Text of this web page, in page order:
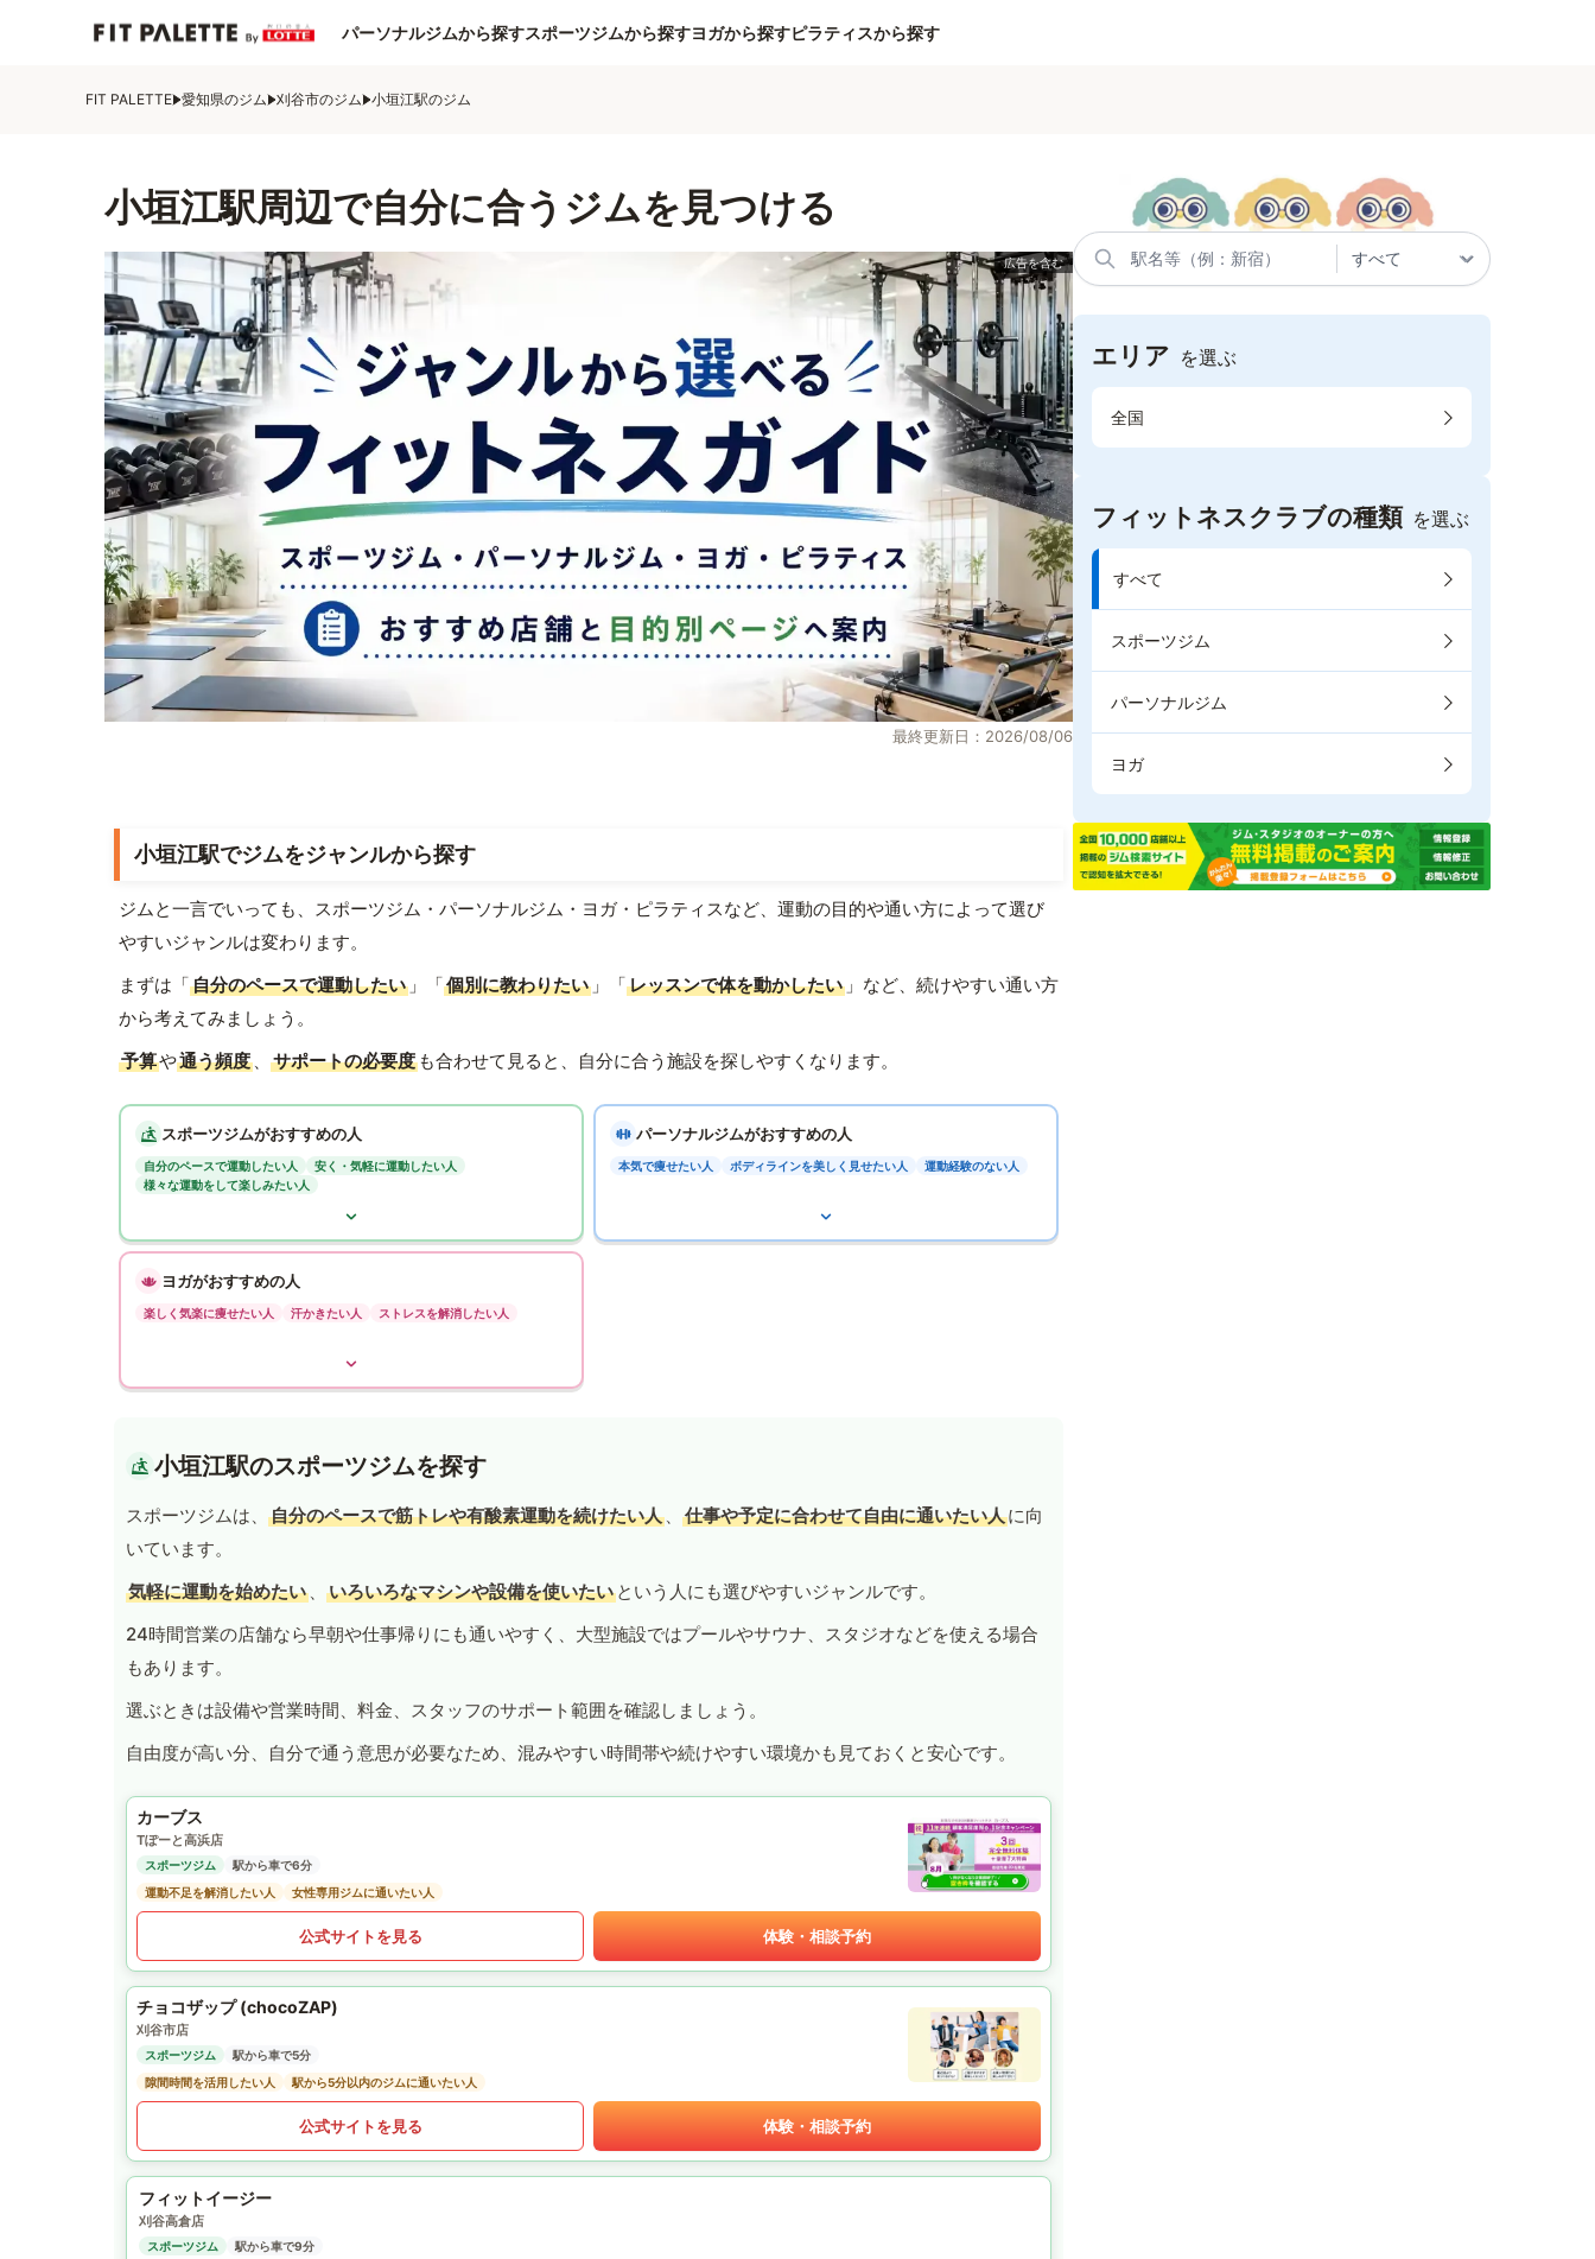
パーソナルジムから探すスポーツジムから探すヨガから探すピラティスから探す
FIT PALETTE 愛知県のジム 刈谷市のジム 小垣江駅のジム
小垣江駅周辺で自分に合うジムを見つける
最終更新日：2026/08/06
小垣江駅でジムをジャンルから探す
ジムと一言でいっても、スポーツジム・パーソナルジム・ヨガ・ピラティスなど、運動の目的や通い方によって選び
やすいジャンルは変わります。
まずは「自分のペースで運動したい 」「個別に教わりたい 」「レッスンで体を動かしたい 」など、続けやすい通い方
から考えてみましょう。
予算や通う頻度 、 サポートの必要度 も合わせて見ると、自分に合う施設を探しやすくなります。
スポーツジムがおすすめの人
自分のペースで運動したい人
安く・気軽に運動したい人
様々な運動をして楽しみたい人
パーソナルジムがおすすめの人
本気で痩せたい人 ボディラインを美しく見せたい人 運動経験のない人
ヨガがおすすめの人
楽しく気楽に痩せたい人 汗かきたい人 ストレスを解消したい人
小垣江駅のスポーツジムを探す
スポーツジムは、 自分のペースで筋トレや有酸素運動を続けたい人 、 仕事や予定に合わせて自由に通いたい人に向
いています。
気軽に運動を始めたい 、 いろいろなマシンや設備を使いたい という人にも選びやすいジャンルです。
24時間営業の店舗なら早朝や仕事帰りにも通いやすく、大型施設ではプールやサウナ、スタジオなどを使える場合
もあります。
選ぶときは設備や営業時間、料金、スタッフのサポート範囲を確認しましょう。
自由度が高い分、自分で通う意思が必要なため、混みやすい時間帯や続けやすい環境かも見ておくと安心です。
カーブス
Tぽーと高浜店
スポーツジム
駅から車で6分
運動不足を解消したい人
女性専用ジムに通いたい人
公式サイトを見る 体験・相談予約
チョコザップ (chocoZAP)
刈谷市店
スポーツジム
駅から車で5分
隙間時間を活用したい人
駅から5分以内のジムに通いたい人
公式サイトを見る 体験・相談予約
フィットイージー
刈谷高倉店
スポーツジム 駅から車で9分
エリア を選ぶ
全国
フィットネスクラブの種類 を選ぶ
すべて
スポーツジム
パーソナルジム
ヨガ